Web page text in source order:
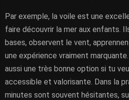
Par exemple, la voile est une
faire découvrir la mer aux enfants.
bases, observent le vent,
une expérience vraiment
aussi une très bonne option si tu
accessible et valorisante. Dans la
minutes sont souvent hésitantes,